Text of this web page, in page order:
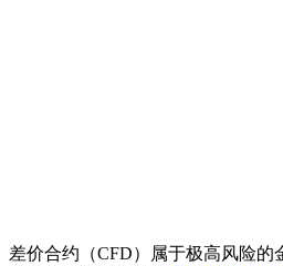
差价合约（CFD）属于极高风险的